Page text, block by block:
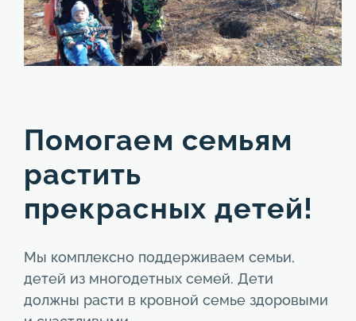
Помогаем семьям
растить
прекрасных детей!
Мы комплексно поддерживаем семьи,
детей из многодетных семей. Дети
должны расти в кровной семье здоровыми